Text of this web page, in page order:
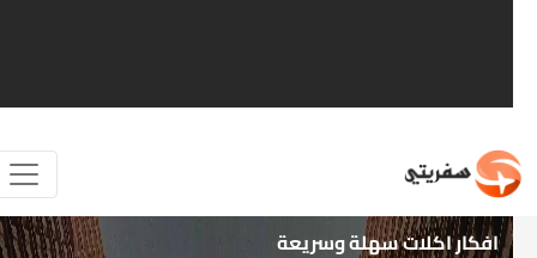
افكار اكلات سهلة وسريعة